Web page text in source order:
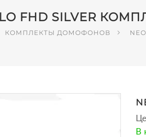
FHD SILVER
КОМПЛЕКТЫ ДОМОФОНОВ
В